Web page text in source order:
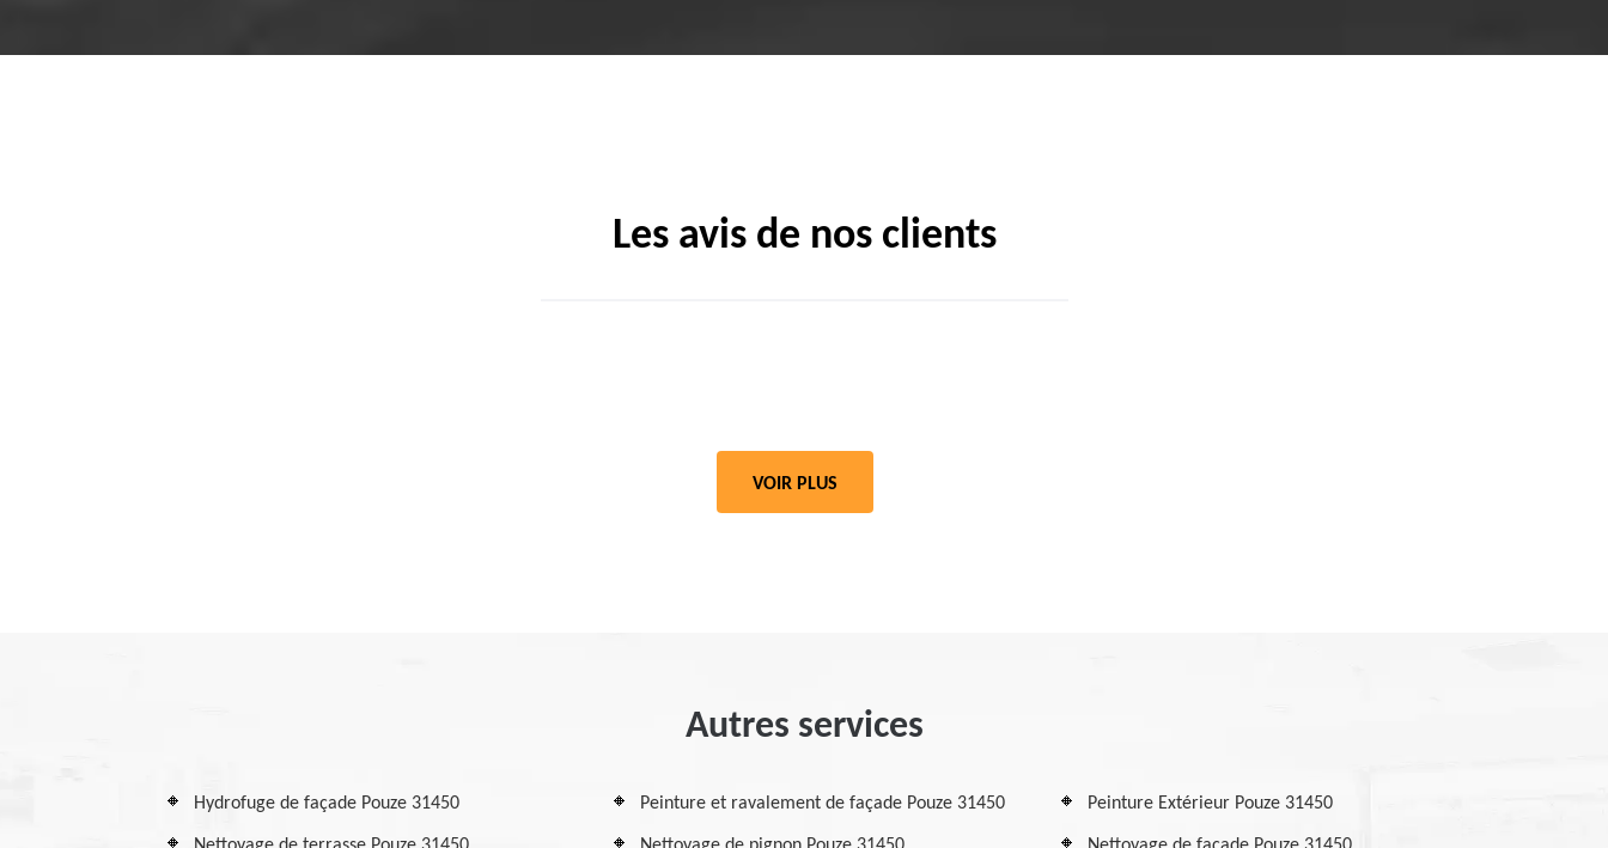
Les avis de nos clients
VOIR PLUS
Autres services
Hydrofuge de façade Pouze 31450 Peinture et ravalement de façade Pouze 31450 Peinture Extérieur Pouze 31450